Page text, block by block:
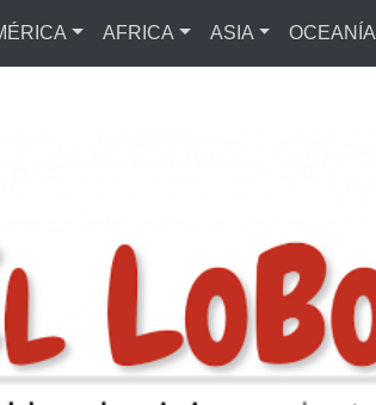
AFRICA ASIA OCEANÍA